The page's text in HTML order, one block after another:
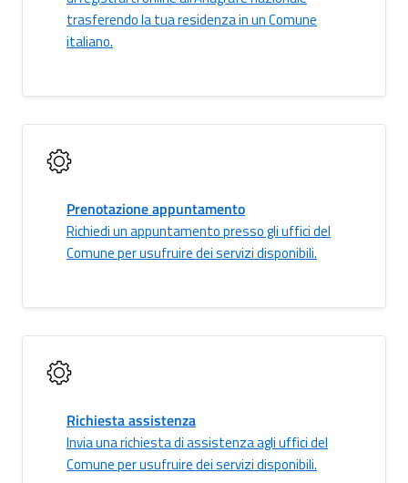
trasferendo la tua residenza in un Comune
italiano.
Prenotazione appuntamento
Richiedi un appuntamento presso gli uffici del
Comune per usufruire dei servizi disponibili.
Richiesta assistenza
Invia una richiesta di assistenza agli uffici del
Comune per usufruire dei servizi disponibili.